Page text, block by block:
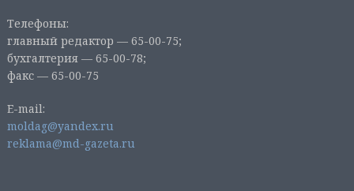
Телефоны:
главный редактор — 65-00-75;
бухгалтерия — 65-00-78;
факс — 65-00-75
E-mail:
moldag@yandex.ru
reklama@md-gazeta.ru